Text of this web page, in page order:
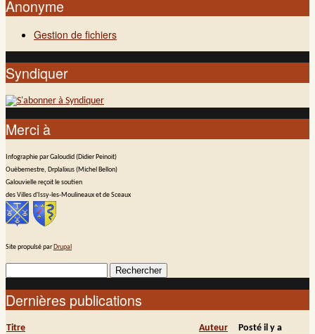
Anonyme
Gestion de fichiers
Syndiquer
Merci à
Infographie par Galoudid (Didier Peinoit)
Ouèbemestre, Drplalixus (Michel Bellon)
Galouvielle reçoit le soutien
des Villes d'Issy-les-Moulineaux et de Sceaux
Site propulsé parDrupal
Formulaire de recherche
Dernières publications
Titre Auteur
Posté il y a